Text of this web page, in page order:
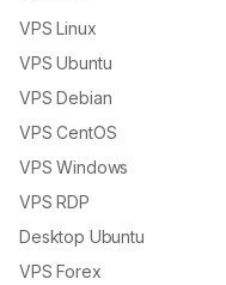
VPS Linux
VPS Ubuntu
VPS Debian
VPS CentOS
VPS Windows
VPS RDP
Desktop Ubuntu
VPS Forex